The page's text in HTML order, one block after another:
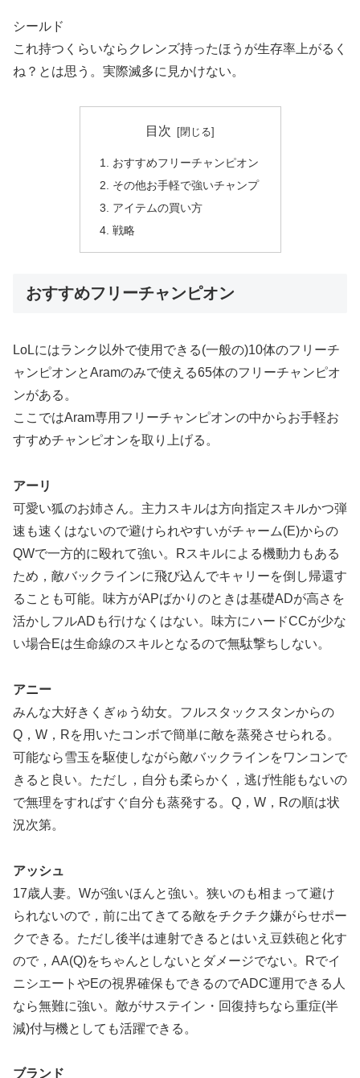
シールド
これ持つくらいならクレンズ持ったほうが生存率上がるく
ね？とは思う。実際滅多に見かけない。
目次
おすすめフリーチャンピオン
その他お手軽で強いチャンプ
アイテムの買い方
戦略
おすすめフリーチャンピオン
LoLにはランク以外で使用できる(一般の)10体のフリーチ
ャンピオンとAramのみで使える65体のフリーチャンピオ
ンがある。
ここではAram専用フリーチャンピオンの中からお手軽お
すすめチャンピオンを取り上げる。
アーリ
可愛い狐のお姉さん。主力スキルは方向指定スキルかつ弾
速も速くはないので避けられやすいがチャーム(E)からの
QWで一方的に殴れて強い。Rスキルによる機動力もある
ため，敵バックラインに飛び込んでキャリーを倒し帰還す
ることも可能。味方がAPばかりのときは基礎ADが高さを
活かしフルADも行けなくはない。味方にハードCCが少な
い場合Eは生命線のスキルとなるので無駄撃ちしない。
アニー
みんな大好きくぎゅう幼女。フルスタックスタンからの
Q，W，Rを用いたコンボで簡単に敵を蒸発させられる。
可能なら雪玉を駆使しながら敵バックラインをワンコンで
きると良い。ただし，自分も柔らかく，逃げ性能もないの
で無理をすればすぐ自分も蒸発する。Q，W，Rの順は状
況次第。
アッシュ
17歳人妻。Wが強いほんと強い。狭いのも相まって避け
られないので，前に出てきてる敵をチクチク嫌がらせポー
クできる。ただし後半は連射できるとはいえ豆鉄砲と化す
ので，AA(Q)をちゃんとしないとダメージでない。Rでイ
ニシエートやEの視界確保もできるのでADC運用できる人
なら無難に強い。敵がサステイン・回復持ちなら重症(半
減)付与機としても活躍できる。
ブランド